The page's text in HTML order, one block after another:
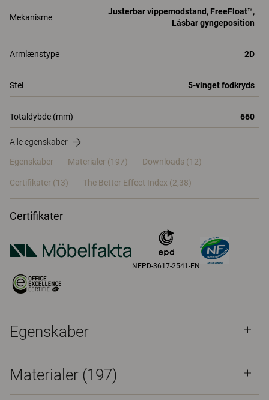
Mekanisme
Justerbar vippemodstand, FreeFloat™,
Låsbar gyngeposition
Armlænstype 2D
Stel 5-vinget fodkryds
Totaldybde (mm) 660
Alle egenskaber
Egenskaber Materialer (197) Downloads (12)
Certifikater (13) The Better Effect Index (2,38)
Certifikater
NEPD-3617-2541-EN
Egenskaber
Materialer (197)